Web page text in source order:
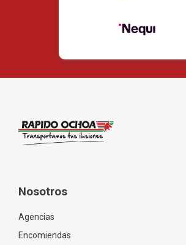
Nosotros
Agencias
Encomiendas